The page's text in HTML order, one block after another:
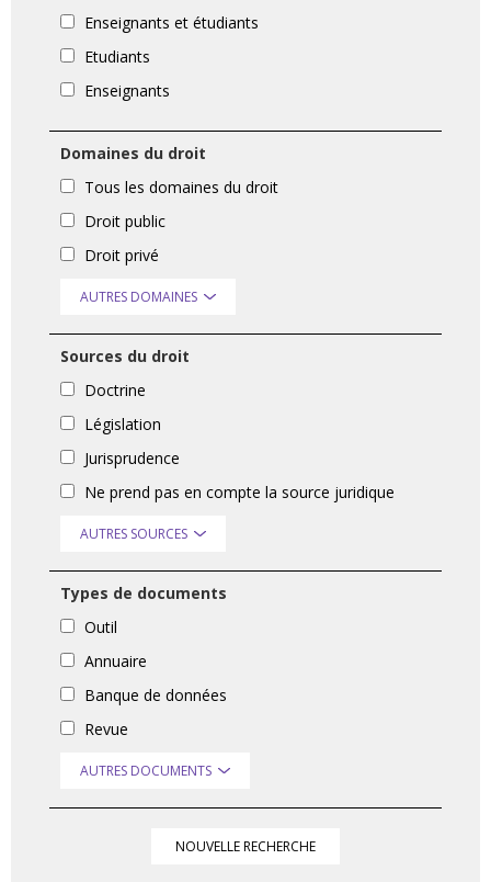
Enseignants et étudiants
Etudiants
Enseignants
Domaines du droit
Tous les domaines du droit
Droit public
Droit privé
AUTRES DOMAINES
Sources du droit
Doctrine
Législation
Jurisprudence
Ne prend pas en compte la source juridique
AUTRES SOURCES
Types de documents
Outil
Annuaire
Banque de données
Revue
AUTRES DOCUMENTS
NOUVELLE RECHERCHE